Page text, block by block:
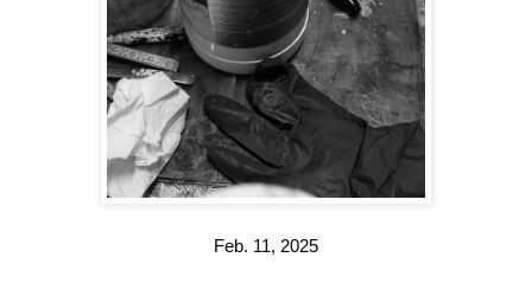
Feb. 11, 2025